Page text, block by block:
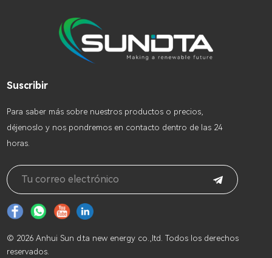
Suscribir
Para saber más sobre nuestros productos o precios,
déjenoslo y nos pondremos en contacto dentro de las 24
horas.
© 2026 Anhui Sun d.ta new energy co.,ltd. Todos los derechos
reservados.